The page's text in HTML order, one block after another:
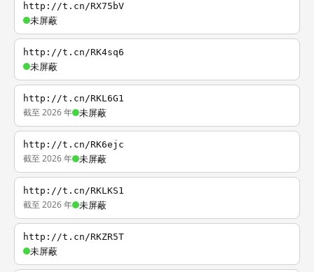
http://t.cn/RX75bV
未屏蔽
http://t.cn/RK4sq6
未屏蔽
http://t.cn/RKL6G1
截至 2026 年 未屏蔽
http://t.cn/RK6ejc
截至 2026 年 未屏蔽
http://t.cn/RKLKS1
截至 2026 年 未屏蔽
http://t.cn/RKZR5T
未屏蔽